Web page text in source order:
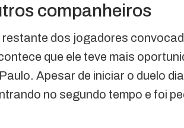
companheiros
dos jogadores
que ele teve mais
Apesar de iniciar o duelo
no segundo tempo e foi